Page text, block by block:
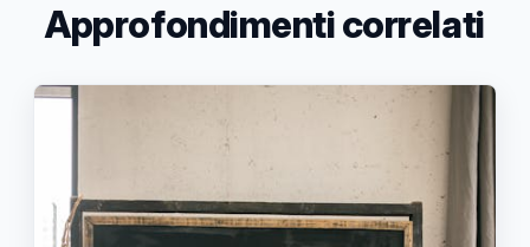
Approfondimenti correlati